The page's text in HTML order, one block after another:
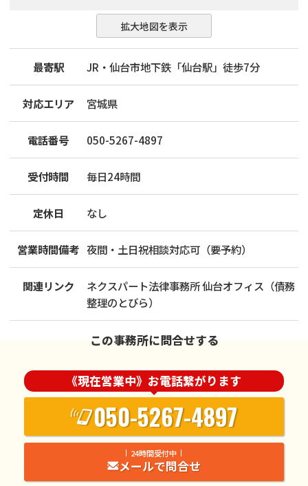
拡大地図を表示
最寄駅 JR・仙台市地下鉄「仙台駅」徒歩7分
対応エリア 宮城県
電話番号 050-5267-4897
受付時間 毎日24時間
定休日 なし
営業時間備考 夜間・土日祝相談対応可（要予約）
関連リンク
ネクスパート法律事務所 仙台オフィス（債務
整理のとびら）
この事務所に問合せする
《現在営業中》お電話繋がります
050-5267-4897
24時間受付中
メールで問合せ